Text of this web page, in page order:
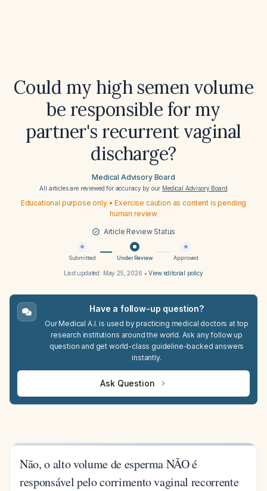
Could my high semen volume
be responsible for my
partner's recurrent vaginal
discharge?
Medical Advisory Board
All articles are reviewed for accuracy by our Medical Advisory Board
Educational purpose only • Exercise caution as content is pending
human review
Article Review Status
Submitted Under Review Approved
Last updated: May 25, 2026 •View editorial policy
Have a follow-up question?
Our Medical A.I. is used by practicing medical doctors at top
research institutions around the world. Ask any follow up
question and get world-class guideline-backed answers
instantly.
Ask Question
Não, o alto volume de esperma NÃO é
responsável pelo corrimento vaginal recorrente